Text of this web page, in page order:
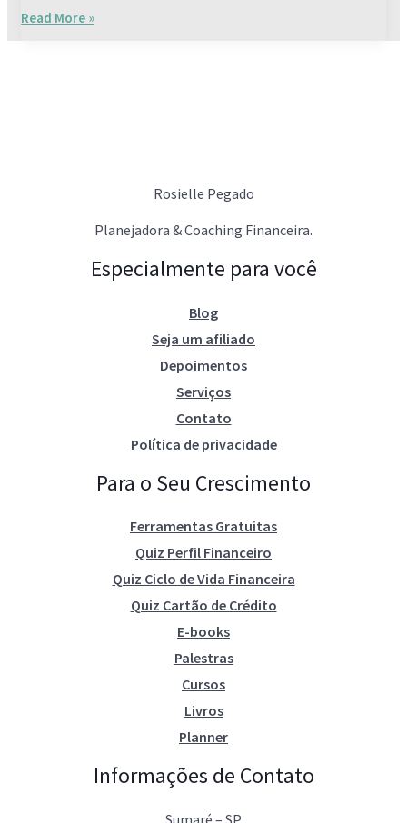
Read More »
Rosielle Pegado
Planejadora & Coaching Financeira.
Especialmente para você
Blog
Seja um afiliado
Depoimentos
Serviços
Contato
Política de privacidade
Para o Seu Crescimento
Ferramentas Gratuitas
Quiz Perfil Financeiro
Quiz Ciclo de Vida Financeira
Quiz Cartão de Crédito
E-books
Palestras
Cursos
Livros
Planner
Informações de Contato
Sumaré – SP